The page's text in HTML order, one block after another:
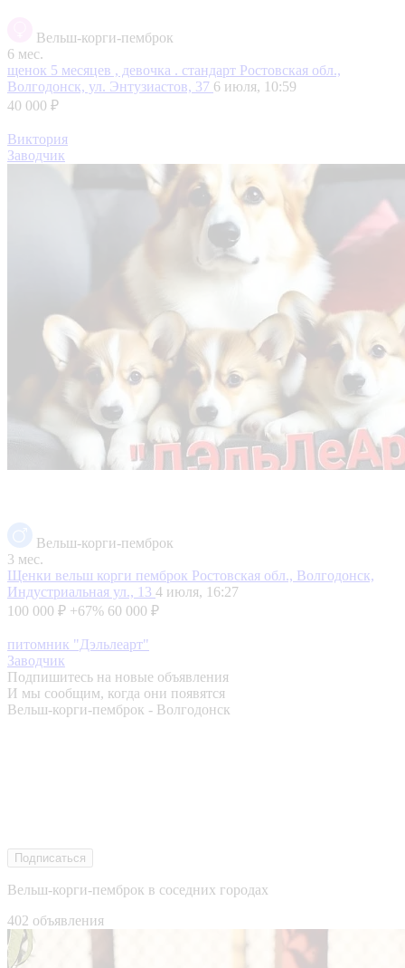
Вельш-корги-пемброк
6 мес.
щенок 5 месяцев , девочка . стандарт Ростовская обл.,
Волгодонск, ул. Энтузиастов, 37 6 июля, 10:59
40 000 ₽
Виктория
Заводчик
Вельш-корги-пемброк
3 мес.
Щенки вельш корги пемброк Ростовская обл., Волгодонск,
Индустриальная ул., 13 4 июля, 16:27
100 000 ₽ +67% 60 000 ₽
питомник "Дэльлеарт"
Заводчик
Подпишитесь на новые объявления
И мы сообщим, когда они появятся
Вельш-корги-пемброк - Волгодонск
Подписаться
Вельш-корги-пемброк в соседних городах
402 объявления